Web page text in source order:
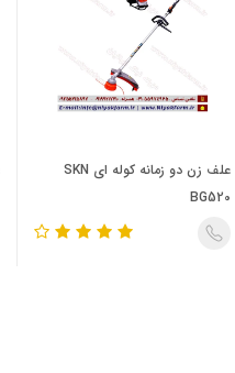
علف زن دو زمانه کوله ای SKN
BG520